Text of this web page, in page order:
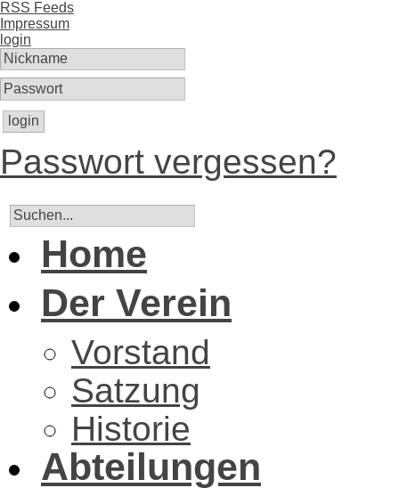
RSS Feeds
Impressum
login
login
Passwort vergessen?
Home
Der Verein
Vorstand
Satzung
Historie
Abteilungen